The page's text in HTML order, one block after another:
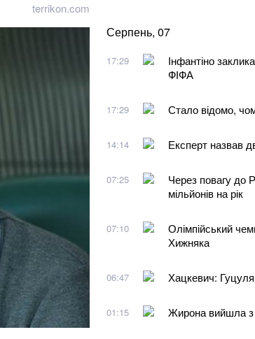
terrikon.com
Серпень, 07
17:29
Інфантіно
ФІФА
17:29 Стало відомо,
14:14 Експерт назвав
07:25
Через повагу до
мільйонів на рік
07:10
Олімпійський
Хижняка
06:47 Хацкевич:
01:15 Жирона вийшла з